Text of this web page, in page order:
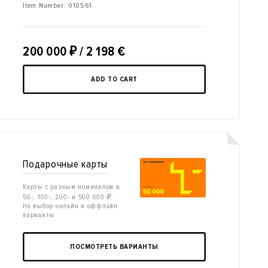
Item Number: 010561
200 000 ₽/ 2 198 €
ADD TO CART
Подарочные карты
Карты с разным номиналом в
50-, 100-, 200- и 500 000 ₽.
На выбор онлайн и оффлайн
варианты
ПОСМОТРЕТЬ ВАРИАНТЫ